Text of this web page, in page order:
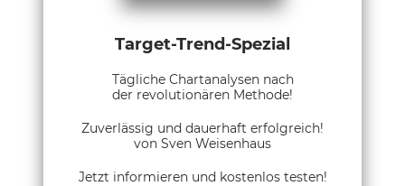
Target-Trend-Spezial
Tägliche Chartanalysen nach
der revolutionären Methode!
Zuverlässig und dauerhaft erfolgreich!
von Sven Weisenhaus
Jetzt informieren und kostenlos testen!